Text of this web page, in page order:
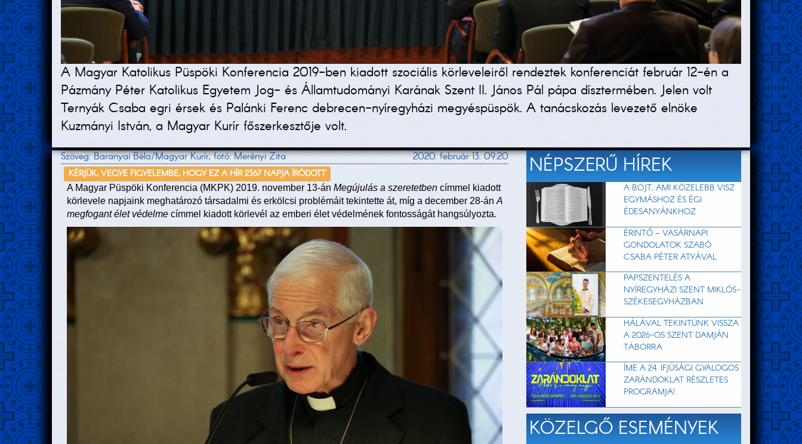
A Magyar Katolikus Püspöki Konferencia 2019-ben kiadott szociális körleveleiről rendeztek konferenciát február 12-én a
Pázmány Péter Katolikus Egyetem Jog- és Államtudományi Karának Szent II. János Pál pápa dísztermében. Jelen volt
Ternyák Csaba egri érsek és Palánki Ferenc debrecen-nyíregyházi megyéspüspök. A tanácskozás levezető elnöke
Kuzmányi István, a Magyar Kurír főszerkesztője volt.
Szöveg: Baranyai Béla/Magyar Kurír, fotó: Merényi Zita 2020. február 13. 09:20
KÉRJÜK, VEGYE FIGYELEMBE, HOGY EZ A HÍR 2367 NAPJA ÍRÓDOTT
A Magyar Püspöki Konferencia (MKPK) 2019. november 13-án Megújulás a szeretetben címmel kiadott
körlevele napjaink meghatározó társadalmi és erkölcsi problémáit tekintette át, míg a december 28-án A
megfogant élet védelme címmel kiadott körlevél az emberi élet védelmének fontosságát hangsúlyozta.
NÉPSZERŰ HÍREK
A BÖJT, AMI KÖZELEBB VISZ
EGYMÁSHOZ ÉS ÉGI
ÉDESANYÁNKHOZ
ÉRINTŐ – VASÁRNAPI
GONDOLATOK SZABÓ
CSABA PÉTER ATYÁVAL
PAPSZENTELÉS A
NYÍREGYHÁZI SZENT MIKLÓS-
SZÉKESEGYHÁZBAN
HÁLÁVAL TEKINTÜNK VISSZA
A 2026-OS SZENT DAMJÁN
TÁBORRA
ÍME A 24. IFJÚSÁGI GYALOGOS
ZARÁNDOKLAT RÉSZLETES
PROGRAMJA!
KÖZELGŐ ESEMÉNYEK